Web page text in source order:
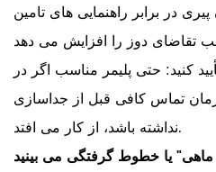
در برابر راهنمایی های تامین
کنید: حتی پلیمر مناسب اگر در
تماس کافی قبل از جداسازی
نداشته باشد، از کار می افتد.
یا خطوط گرفتگی می بینید